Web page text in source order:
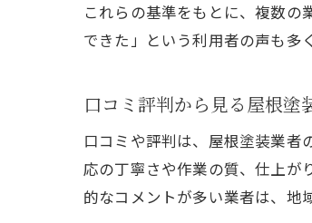
これらの基準をもとに、複数
できた」という利用者の声も多
口コミ評判から見る屋根塗
口コミや評判は、屋根塗装業者
応の丁寧さや作業の質、仕上が
的なコメントが多い業者は、地